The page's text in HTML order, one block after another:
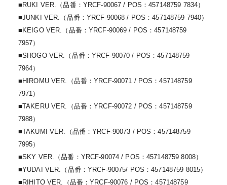
■RUKI VER.（品番：YRCF-90067 / POS：457148759 7834）
■JUNKI VER.（品番：YRCF-90068 / POS：457148759 7940）
■KEIGO VER.（品番：YRCF-90069 / POS：457148759
7957）
■SHOGO VER.（品番：YRCF-90070 / POS：457148759
7964）
■HIROMU VER.（品番：YRCF-90071 / POS：457148759
7971）
■TAKERU VER.（品番：YRCF-90072 / POS：457148759
7988）
■TAKUMI VER.（品番：YRCF-90073 / POS：457148759
7995）
■SKY VER.（品番：YRCF-90074 / POS：457148759 8008）
■YUDAI VER.（品番：YRCF-90075/ POS：457148759 8015）
■RIHITO VER.（品番：YRCF-90076 / POS：457148759